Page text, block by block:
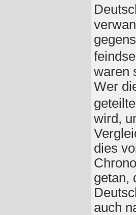
waren
Wer
wird,
dies
getan,
auch